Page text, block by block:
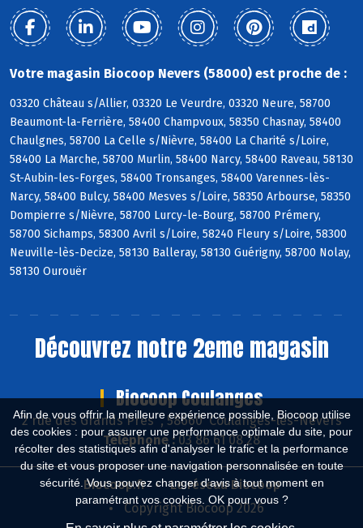
Afin de vous offrir la meilleure expérience possible, Biocoop utilise
des cookies : pour assurer une performance optimale du site, pour
récolter des statistiques afin d'analyser le trafic et la performance
du site et vous proposer une navigation personnalisée en toute
sécurité. Vous pouvez changer d'avis à tout moment en
paramétrant vos cookies. OK pour vous ?
Votre magasin Biocoop Nevers (58000) est proche de :
03320 Château s/Allier, 03320 Le Veurdre, 03320 Neure, 58700
Beaumont-la-Ferrière, 58400 Champvoux, 58350 Chasnay, 58400
Chaulgnes, 58700 La Celle s/Nièvre, 58400 La Charité s/Loire,
58400 La Marche, 58700 Murlin, 58400 Narcy, 58400 Raveau, 58130
St-Aubin-les-Forges, 58400 Tronsanges, 58400 Varennes-lès-
Narcy, 58400 Bulcy, 58400 Mesves s/Loire, 58350 Arbourse, 58350
Dompierre s/Nièvre, 58700 Lurcy-le-Bourg, 58700 Prémery,
58700 Sichamps, 58300 Avril s/Loire, 58240 Fleury s/Loire, 58300
Neuville-lès-Decize, 58130 Balleray, 58130 Guérigny, 58700 Nolay,
58130 Ourouër
Découvrez notre 2eme magasin
Biocoop Coulanges
2 rue des Grands Près , 58660 Coulanges-lès-Nevers
Téléphone :03 86 61 08 28
Biocoop.fr
Le réseau Biocoop
Copyright Biocoop 2026